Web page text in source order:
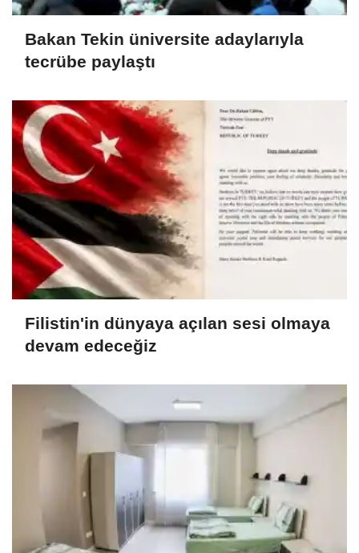
Bakan Tekin üniversite adaylarıyla
tecrübe paylaştı
Filistin'in dünyaya açılan sesi olmaya
devam edeceğiz